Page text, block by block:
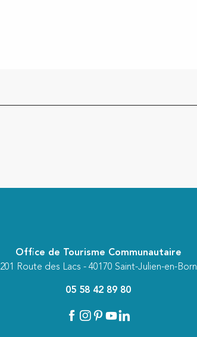
Office de Tourisme Communautaire
201 Route des Lacs - 40170 Saint-Julien-en-Born
05 58 42 89 80